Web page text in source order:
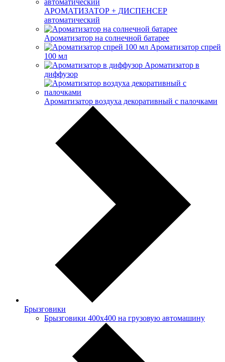
АРОМАТИЗАТОР + ДИСПЕНСЕР
автоматический
Ароматизатор на солнечной батарее
Ароматизатор спрей
100 мл
Ароматизатор в
диффузор
Ароматизатор воздуха декоративный с палочками
Брызговики
Брызговики 400х400 на грузовую автомашину